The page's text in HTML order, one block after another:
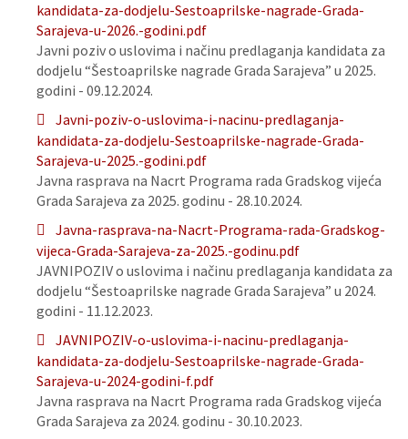
kandidata-za-dodjelu-Sestoaprilske-nagrade-Grada-
Sarajeva-u-2026.-godini.pdf
Javni poziv o uslovima i načinu predlaganja kandidata za
dodjelu “Šestoaprilske nagrade Grada Sarajeva” u 2025.
godini - 09.12.2024.
Javni-poziv-o-uslovima-i-nacinu-predlaganja-
kandidata-za-dodjelu-Sestoaprilske-nagrade-Grada-
Sarajeva-u-2025.-godini.pdf
Javna rasprava na Nacrt Programa rada Gradskog vijeća
Grada Sarajeva za 2025. godinu - 28.10.2024.
Javna-rasprava-na-Nacrt-Programa-rada-Gradskog-
vijeca-Grada-Sarajeva-za-2025.-godinu.pdf
JAVNIPOZIV o uslovima i načinu predlaganja kandidata za
dodjelu “Šestoaprilske nagrade Grada Sarajeva” u 2024.
godini - 11.12.2023.
JAVNIPOZIV-o-uslovima-i-nacinu-predlaganja-
kandidata-za-dodjelu-Sestoaprilske-nagrade-Grada-
Sarajeva-u-2024-godini-f.pdf
Javna rasprava na Nacrt Programa rada Gradskog vijeća
Grada Sarajeva za 2024. godinu - 30.10.2023.